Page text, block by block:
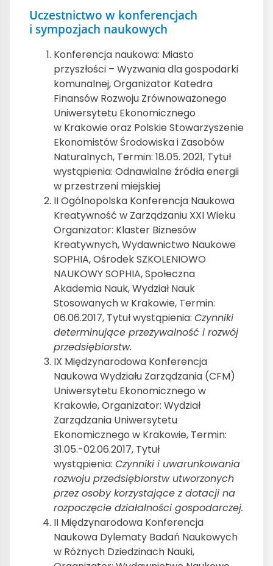
Uczestnictwo w konferencjach
i sympozjach naukowych
Konferencja naukowa: Miasto
przyszłości – Wyzwania dla gospodarki
komunalnej, Organizator Katedra
Finansów Rozwoju Zrównoważonego
Uniwersytetu Ekonomicznego
w Krakowie oraz Polskie Stowarzyszenie
Ekonomistów Środowiska i Zasobów
Naturalnych, Termin: 18.05. 2021, Tytuł
wystąpienia: Odnawialne źródła energii
w przestrzeni miejskiej
II Ogólnopolska Konferencja Naukowa
Kreatywność w Zarządzaniu XXI Wieku
Organizator: Klaster Biznesów
Kreatywnych, Wydawnictwo Naukowe
SOPHIA, Ośrodek SZKOLENIOWO
NAUKOWY SOPHIA, Społeczna
Akademia Nauk, Wydział Nauk
Stosowanych w Krakowie, Termin:
06.06.2017, Tytuł wystąpienia: Czynniki
determinujące przeżywalność i rozwój
przedsiębiorstw.
IX Międzynarodowa Konferencja
Naukowa Wydziału Zarządzania (CFM)
Uniwersytetu Ekonomicznego w
Krakowie, Organizator: Wydział
Zarządzania Uniwersytetu
Ekonomicznego w Krakowie, Termin:
31.05.-02.06.2017, Tytuł
wystąpienia: Czynniki i uwarunkowania
rozwoju przedsiębiorstw utworzonych
przez osoby korzystające z dotacji na
rozpoczęcie działalności gospodarczej.
II Międzynarodowa Konferencja
Naukowa Dylematy Badań Naukowych
w Różnych Dziedzinach Nauki,